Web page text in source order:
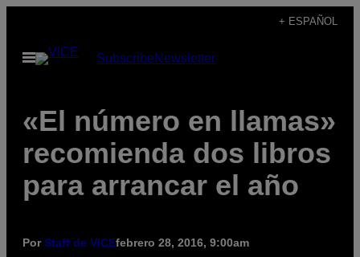
contenido
+ ESPAÑOL
Abrir
Menú
SubscribeNewsletter
«El número en llamas»
recomienda dos libros
para arrancar el año
PorStaff de VICEfebrero 28, 2016, 9:00am